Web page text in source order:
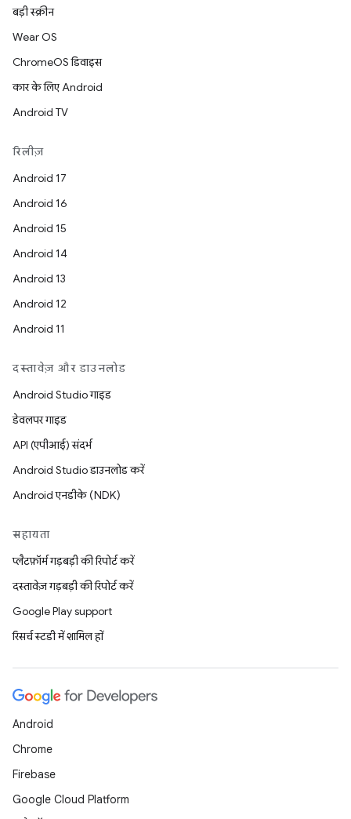
बड़ी स्क्रीन
Wear OS
ChromeOS डिवाइस
कार के लिए Android
Android TV
रिलीज़
Android 17
Android 16
Android 15
Android 14
Android 13
Android 12
Android 11
दस्तावेज़ और डाउनलोड
Android Studio गाइड
डेवलपर गाइड
API (एपीआई) संदर्भ
Android Studio डाउनलोड करें
Android एनडीके (NDK)
सहायता
प्लैटफ़ॉर्म गड़बड़ी की रिपोर्ट करें
दस्तावेज़ गड़बड़ी की रिपोर्ट करें
Google Play support
रिसर्च स्टडी में शामिल हों
Android
Chrome
Firebase
Google Cloud Platform